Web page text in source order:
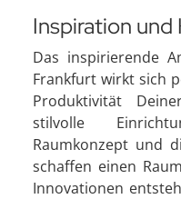
Inspiration
Das inspirierende
Frankfurt wirkt sich
Produktivität
stilvolle
Raumkonzept und
schaffen einen
Innovationen